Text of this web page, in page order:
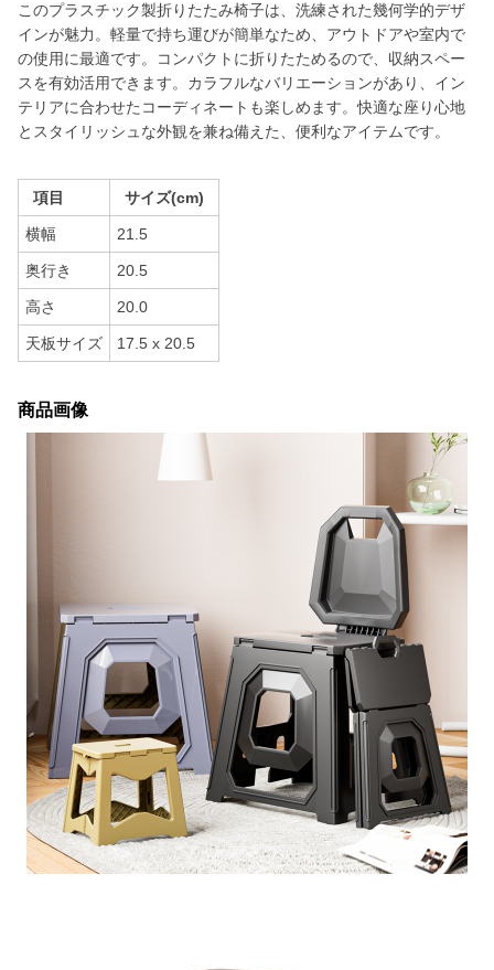
このプラスチック製折りたたみ椅子は、洗練された幾何学的デザ
インが魅力。軽量で持ち運びが簡単なため、アウトドアや室内で
の使用に最適です。コンパクトに折りたためるので、収納スペー
スを有効活用できます。カラフルなバリエーションがあり、イン
テリアに合わせたコーディネートも楽しめます。快適な座り心地
とスタイリッシュな外観を兼ね備えた、便利なアイテムです。
項目 サイズ(cm)
横幅 21.5
奥行き 20.5
高さ 20.0
天板サイズ 17.5 x 20.5
商品画像